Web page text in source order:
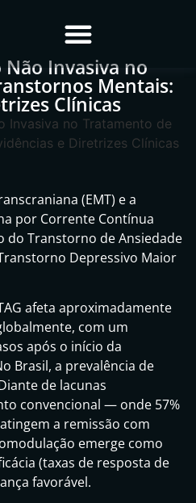
Invasiva no
Mentais:
Clínicas
(EMT) e a
por Corrente Contínua
do Transtorno de Ansiedade
Depressivo Maior
afeta aproximadamente
com um
após o início da
Brasil, a prevalência de
de lacunas
convencional — onde 57%
a remissão com
emerge como
(taxas de resposta de
favorável.